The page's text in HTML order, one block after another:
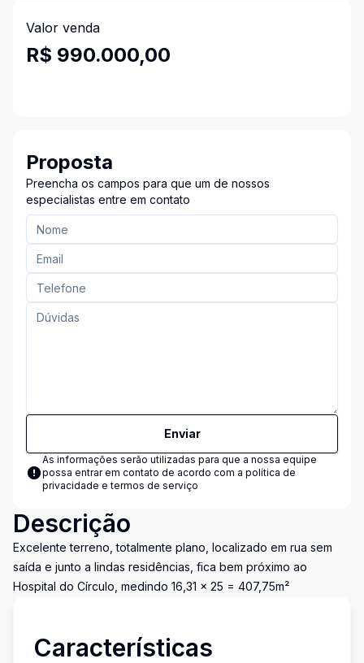
Valor venda
R$ 990.000,00
Proposta
Preencha os campos para que um de nossos
especialistas entre em contato
Enviar
As informações serão utilizadas para que a nossa equipe
possa entrar em contato de acordo com a política de
privacidade e termos de serviço
Descrição
Excelente terreno, totalmente plano, localizado em rua sem
saída e junto a lindas residências, fica bem próximo ao
Hospital do Círculo, medindo 16,31 x 25 = 407,75m²
Características